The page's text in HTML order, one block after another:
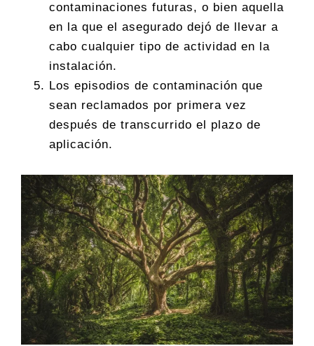
contaminaciones futuras, o bien aquella
en la que el asegurado dejó de llevar a
cabo cualquier tipo de actividad en la
instalación.
Los episodios de contaminación que
sean reclamados por primera vez
después de transcurrido el plazo de
aplicación.